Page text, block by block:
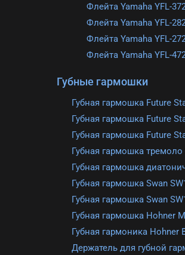
Флейта Yamaha YFL-
Флейта Yamaha YFL-
Флейта Yamaha YFL-
Флейта Yamaha YFL-
Губные гармошки
Губная гармошка Future
Губная гармошка Swan
Губная гармошка Swan